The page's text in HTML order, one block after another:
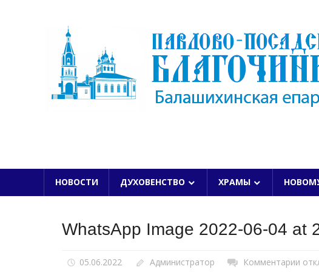
НОВОСТИ ДУХОВЕНСТВО ХРАМЫ
WhatsApp Image 2022-06-04 at
05.06.2022 Администратор Комментарии к